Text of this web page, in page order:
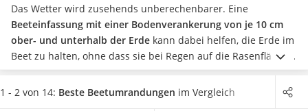
Tiefbrunnenpumpe
Fliesenschneider
Hochdruckreiniger
Doppelschleifer
Überwachungskamera
Benzinrasenmäher mit Elektrostart
Das Wetter wird zusehends unberechenbarer. Eine
Beeteinfassung mit einer Bodenverankerung von je 10 cm
ober- und unterhalb der Erde kann dabei helfen, die Erde im
Beet zu halten, ohne dass sie bei Regen auf die Rasenfläche
schwappt. Wählen Sie jetzt eine Beetumrandung aus unserer
Vergleichstabelle,die erweiterbar ist. So haben Sie auch die
1 - 2 von 14: Beste Beetumrandungen im Vergleich